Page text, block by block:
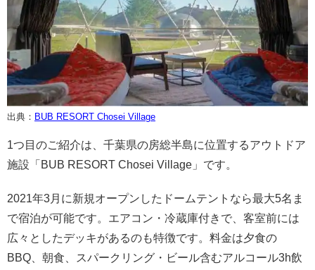
出典： BUB RESORT Chosei Village
1つ目のご紹介は、千葉県の房総半島に位置するアウトドア
施設「BUB RESORT Chosei Village」です。
2021年3月に新規オープンしたドームテントなら最大5名ま
で宿泊が可能です。エアコン・冷蔵庫付きで、客室前には
広々としたデッキがあるのも特徴です。料金は夕食の
BBQ、朝食、スパークリング・ビール含むアルコール3h飲